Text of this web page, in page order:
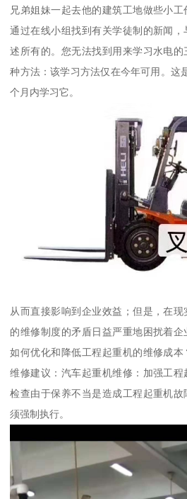
兄弟姐妹一起去他的建筑工地做些小
通过在线小组找到有关学徒制的新闻
述所有的。您无法找到用来学习水电
种方法：该学习方法仅在今年可用。这
个月内学习它。
从而直接影响到企业效益；但是，在
的维修制度的矛盾日益严重地困扰着企
如何优化和降低工程起重机的维修成
维修建议：汽车起重机维修：加强工
检查由于保养不当是造成工程起重机
须强制执行。